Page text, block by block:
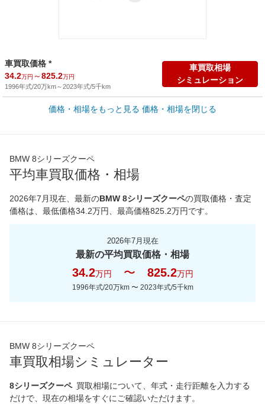
車買取価格 *
34.2万円 ～825.2万円
1996年式/20万km～2023年式/5千km
車買取相場
シミュレーション
新車カタログ価格
他車種を
73,850 円
価格・相場をもっと見る 価格・相場を閉じる
BMW 8シリーズクーペ
平均車買取価格・相場
2026年7月現在 、最新のBMW 8シリーズクーペの買取価格・査定
価格は、最低価格34.2万円、最高価格825.2万円です。
2026年7月現在
最新の平均買取価格・相場
34.2万円 〜 825.2万円
1996年式/20万km 〜 2023年式/5千km
BMW 8シリーズクーペ
車買取相場シミュレーター
8シリーズクーペ 買取相場について、年式・走行距離を入力する
だけで、現在の相場をすぐにご確認いただけます。